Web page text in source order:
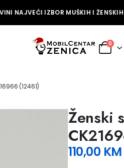
NAJVEĆI IZBOR MUŠKIH I
0
(12461)
Ženski
110,00 KM